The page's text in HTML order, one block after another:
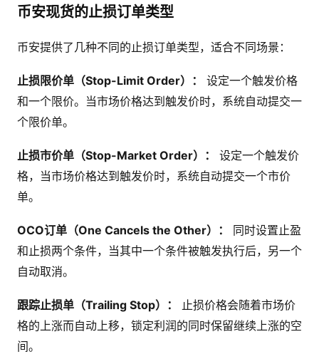
币安现货的止损订单类型
币安提供了几种不同的止损订单类型，适合不同场景：
止损限价单（Stop-Limit Order）：
设定一个触发价格
和一个限价。当市场价格达到触发价时，系统自动提交一
个限价单。
止损市价单（Stop-Market Order）：
设定一个触发价
格，当市场价格达到触发价时，系统自动提交一个市价
单。
OCO订单（One Cancels the Other）：
同时设置止盈
和止损两个条件，当其中一个条件被触发执行后，另一个
自动取消。
跟踪止损单（Trailing Stop）：
止损价格会随着市场价
格的上涨而自动上移，锁定利润的同时保留继续上涨的空
间。